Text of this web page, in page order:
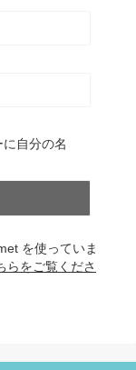
自分の名
を使っていま
らをご覧くださ